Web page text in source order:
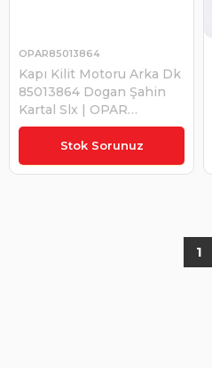
Stok Sorunuz
Kapı Kilit Motoru Arka Dk
85013864 Dogan Şahin
Kartal Slx | OPAR
85013864
OPAR85013864
1